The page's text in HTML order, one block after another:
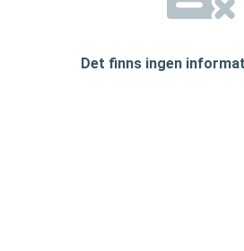
Det finns ingen